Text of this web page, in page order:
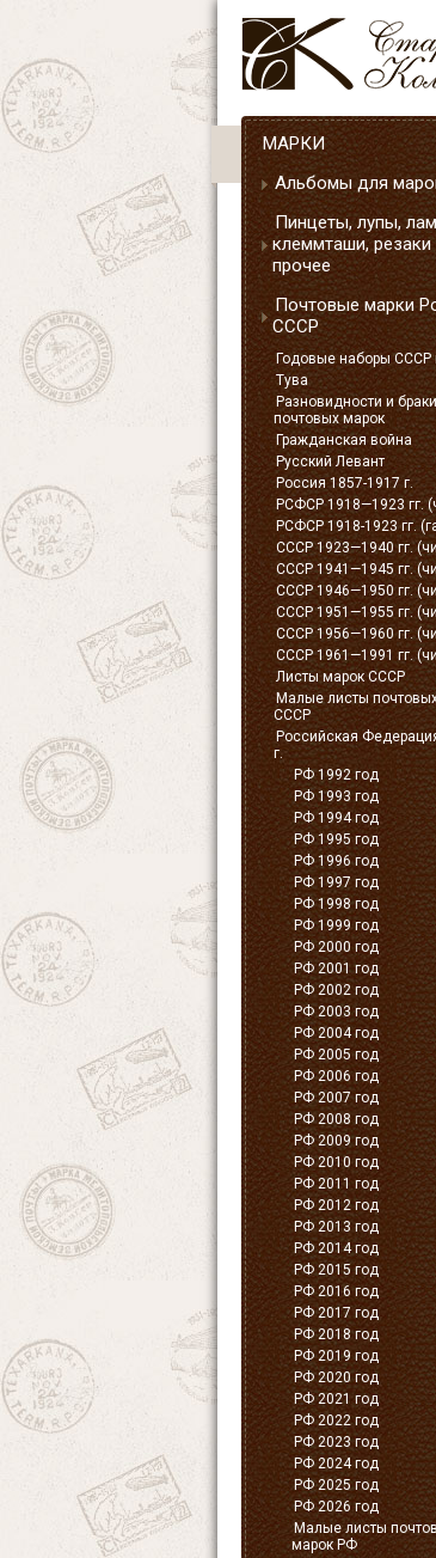
МАРКИ
Альбомы для
Пинцеты, лупы,
клеммташи, резаки
прочее
Почтовые марки
СССР
Годовые наборы СССР
Тува
Разновидности и браки
почтовых марок
Гражданская война
Русский Левант
Россия 1857-1917 г.
РСФСР 1918—1923 гг.
РСФСР 1918-1923 гг.
СССР 1923—1940 гг.
СССР 1941—1945 гг.
СССР 1946—1950 гг.
СССР 1951—1955 гг.
СССР 1956—1960 гг.
СССР 1961—1991 гг.
Листы марок СССР
Малые листы
СССР
Российская
г.
РФ 1992 год
РФ 1993 год
РФ 1994 год
РФ 1995 год
РФ 1996 год
РФ 1997 год
РФ 1998 год
РФ 1999 год
РФ 2000 год
РФ 2001 год
РФ 2002 год
РФ 2003 год
РФ 2004 год
РФ 2005 год
РФ 2006 год
РФ 2007 год
РФ 2008 год
РФ 2009 год
РФ 2010 год
РФ 2011 год
РФ 2012 год
РФ 2013 год
РФ 2014 год
РФ 2015 год
РФ 2016 год
РФ 2017 год
РФ 2018 год
РФ 2019 год
РФ 2020 год
РФ 2021 год
РФ 2022 год
РФ 2023 год
РФ 2024 год
РФ 2025 год
РФ 2026 год
Малые листы
марок РФ